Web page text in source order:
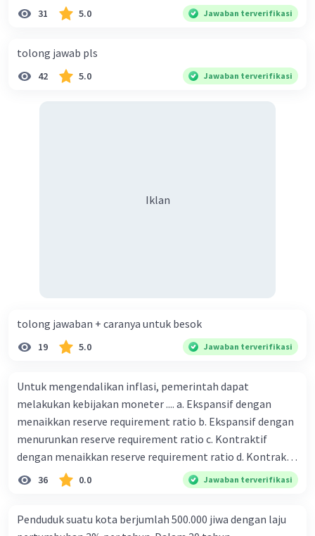
konsiliasi, penyelidikan, dan penyelesaian di bawah
naungan organisasi PBB), menurut kalian mana yang
31 5.0 Jawaban terverifikasi
tolong jawab pls
42 5.0 Jawaban terverifikasi
Iklan
tolong jawaban + caranya untuk besok
19 5.0 Jawaban terverifikasi
Untuk mengendalikan inflasi, pemerintah dapat
melakukan kebijakan moneter .... a. Ekspansif dengan
menaikkan reserve requirement ratio b. Ekspansif dengan
menurunkan reserve requirement ratio c. Kontraktif
dengan menaikkan reserve requirement ratio d. Kontraktif
dengan menurunkan reserve requirement ratio e.
Ekspansif dengan menaikkan tingkat diskonto Bila Bank
ceteris paribus maka .... a. Menimbulkan inflasi di mana
36 0.0 Jawaban terverifikasi
Penduduk suatu kota berjumlah 500.000 jiwa dengan laju